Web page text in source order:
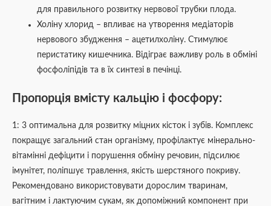
для правильного розвитку нервової трубки плода.
Холіну хлорид – впливає на утворення медіаторів
нервового збудження – ацетилхоліну. Стимулює
перистатику кишечника. Відіграє важливу роль в обміні
фосфоліпідів та в їх синтезі в печінці.
Пропорція вмісту кальцію і фосфору:
1: 3 оптимальна для розвитку міцних кісток і зубів. Комплекс
покращує загальний стан організму, профілактує мінерально-
вітамінні дефіцити і порушення обміну речовин, підсилює
імунітет, поліпшує травлення, якість шерстяного покриву.
Рекомендовано використовувати дорослим тваринам,
вагітним і лактуючим сукам, як допоміжний компонент при